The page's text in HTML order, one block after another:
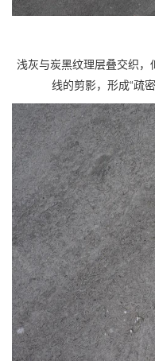
浅灰与炭黑纹理层叠交织
线的剪影，形成“疏